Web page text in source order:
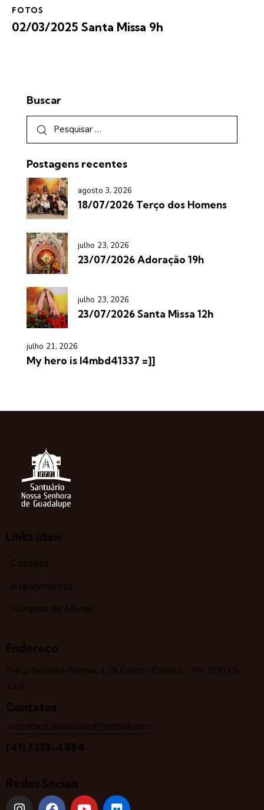
FOTOS
02/03/2025 Santa Missa 9h
Buscar
Postagens recentes
agosto 3, 2026
18/07/2026 Terço dos Homens
julho 23, 2026
23/07/2026 Adoração 19h
julho 23, 2026
23/07/2026 Santa Missa 12h
julho 21, 2026
My hero is l4mbd41337 =]]
Links úteis
Contato
Atendimento
Horários de Missas
Endereço
Praça Senador Correia, 128 Centro, Curitiba – PR, 80010-
210
Contatos
secretaria.guadalupe@hotmail.com
(41) 3233-4884
Redes Sociais